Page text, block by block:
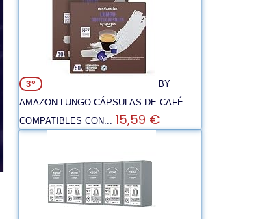
3º
BY
AMAZON LUNGO CÁPSULAS DE CAFÉ
COMPATIBLES CON... 15,59 €